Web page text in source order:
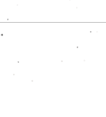
troca somente com defeitos de